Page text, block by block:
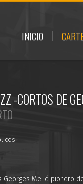
INICIO
-CORTOS DE
Georges Melié pionero